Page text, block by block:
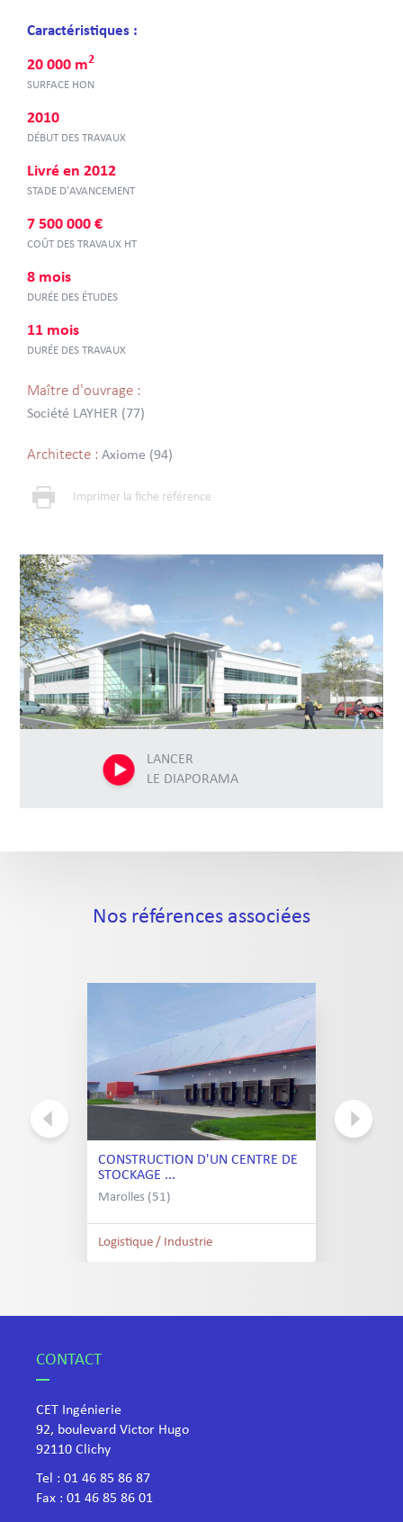
Caractéristiques :
20 000 m2
SURFACE HON
2010
DÉBUT DES TRAVAUX
Livré en 2012
STADE D'AVANCEMENT
7 500 000 €
COÛT DES TRAVAUX HT
8 mois
DURÉE DES ÉTUDES
11 mois
DURÉE DES TRAVAUX
Maître d'ouvrage :
Société LAYHER (77)
Architecte : Axiome (94)
Imprimer la fiche référence
LANCER
LE DIAPORAMA
Nos références associées
CONSTRUCTION D'UN CENTRE DE
STOCKAGE ...
Marolles (51)
Logistique / Industrie
CONTACT
CET Ingénierie
92, boulevard Victor Hugo
​92110 Clichy
Tel : 01 46 85 86 87
Fax : 01 46 85 86 01